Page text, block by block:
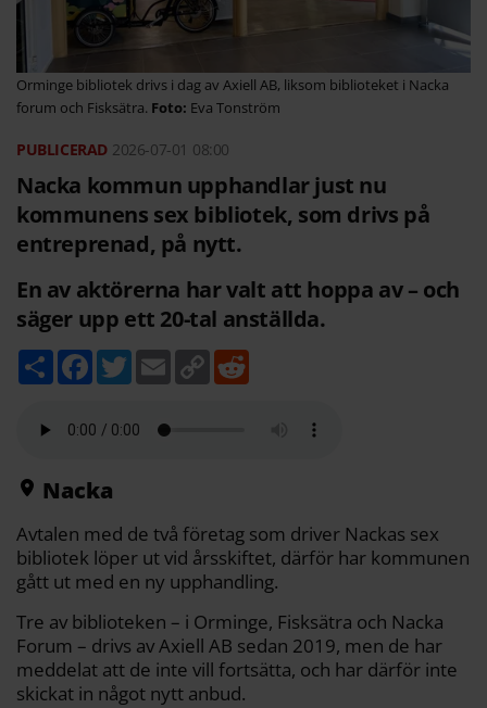
Orminge bibliotek drivs i dag av Axiell AB, liksom biblioteket i Nacka
forum och Fisksätra.
Eva Tonström
2026-07-01 08:00
Nacka kommun upphandlar just nu
kommunens sex bibliotek, som drivs på
entreprenad, på nytt.
En av aktörerna har valt att hoppa av – och
säger upp ett 20-tal anställda.
D
e
F
b
T
w
t
E
m
C
o
Nacka
Avtalen med de två företag som driver Nackas sex
bibliotek löper ut vid årsskiftet, därför har kommunen
gått ut med en ny upphandling.
Tre av biblioteken – i Orminge, Fisksätra och Nacka
Forum – drivs av Axiell AB sedan 2019, men de har
meddelat att de inte vill fortsätta, och har därför inte
skickat in något nytt anbud.